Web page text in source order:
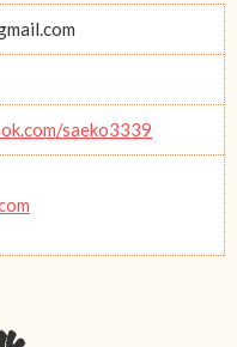
saeko3339